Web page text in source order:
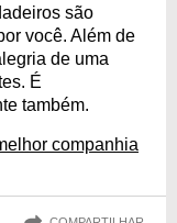
são
você. Além de
de uma
É
também.
companhia